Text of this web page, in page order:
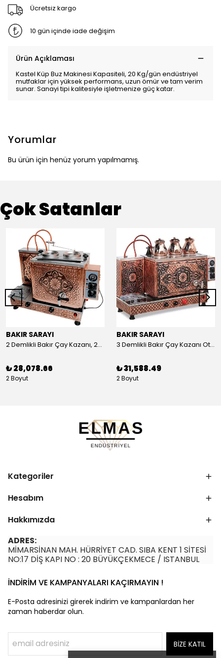
Ücretsiz kargo
10 gün içinde iade değişim
Ürün Açıklaması
Kastel Küp Buz Makinesi Kapasiteli, 20 Kg/gün endüstriyel
mutfaklar için yüksek performans, uzun ömür ve tam verim
sunar. Sanayi tipi kalitesiyle işletmenize güç katar.
Yorumlar
Bu ürün için henüz yorum yapılmamış.
Çok Satanlar
BAKIR SARAYI
2 Demlikli Bakır Çay Kazanı, 25 Litre
₺ 28,078.66
2 Boyut
BAKIR SARAYI
3 Demlikli Bakır Çay Kazanı Otomatik, 30 Litre
₺ 31,588.49
2 Boyut
Kategoriler
Hesabım
Hakkımızda
ADRES:
MİMARSİNAN MAH. HÜRRİYET CAD. SIBA KENT 1 SİTESİ
NO:17 DİŞ KAPI NO : 20 BÜYÜKÇEKMECE / ISTANBUL
İNDİRİM VE KAMPANYALARI KAÇIRMAYIN !
E-Posta adresinizi girerek indirim ve kampanlardan her
zaman haberdar olun.
BİZE KATIL